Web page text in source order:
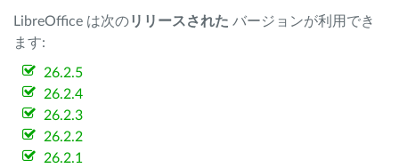
LibreOffice は次のリリースされた バージョンが利用でき
ます:
26.2.5
26.2.4
26.2.3
26.2.2
26.2.1